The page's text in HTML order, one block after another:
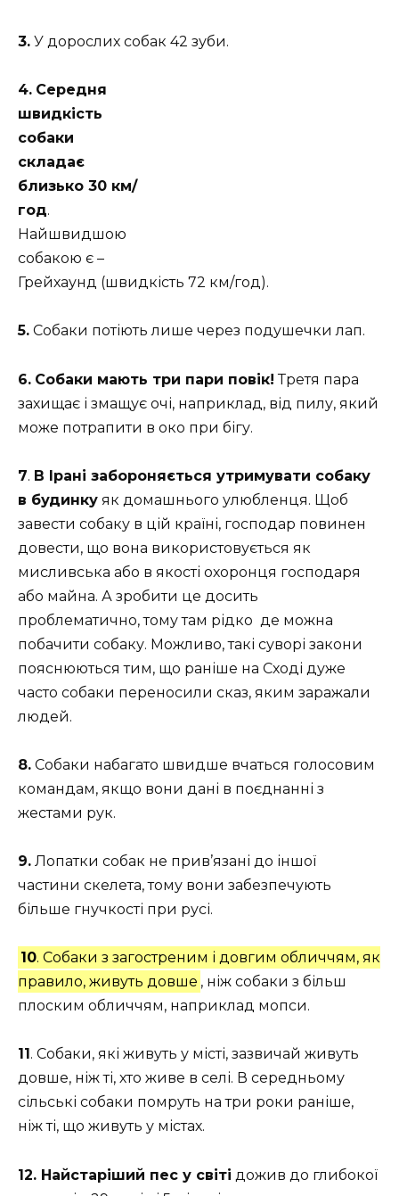
3. У дорослих собак 42 зуби.
4. Середня
швидкість
собаки
складає
близько 30 км/
год.
Найшвидшою
собакою є –
Грейхаунд (швидкість 72 км/год).
5. Собаки потіють лише через подушечки лап.
6. Собаки мають три пари повік! Третя пара
захищає і змащує очі, наприклад, від пилу, який
може потрапити в око при бігу.
7. В Ірані забороняється утримувати собаку
в будинку як домашнього улюбленця. Щоб
завести собаку в цій країні, господар повинен
довести, що вона використовується як
мисливська або в якості охоронця господаря
або майна. А зробити це досить
проблематично, тому там рідко де можна
побачити собаку. Можливо, такі суворі закони
пояснюються тим, що раніше на Сході дуже
часто собаки переносили сказ, яким заражали
людей.
8. Собаки набагато швидше вчаться голосовим
командам, якщо вони дані в поєднанні з
жестами рук.
9. Лопатки собак не прив’язані до іншої
частини скелета, тому вони забезпечують
більше гнучкості при русі.
10. Собаки з загостреним і довгим обличчям, як
правило, живуть довше , ніж собаки з більш
плоским обличчям, наприклад мопси.
11 . Собаки, які живуть у місті, зазвичай живуть
довше, ніж ті, хто живе в селі. В середньому
сільські собаки помруть на три роки раніше,
ніж ті, що живуть у містах.
12. Найстаріший пес у світі дожив до глибокої